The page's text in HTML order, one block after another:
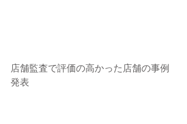
店舗監査で評価の高かった店舗の事例
発表